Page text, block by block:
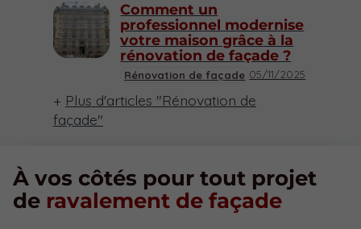
Rénovation de façade 05/11/2025
Comment un
professionnel modernise
votre maison grâce à la
rénovation de façade ?
Plus d'articles "Rénovation de
façade"
À vos côtés pour tout projet
de ravalement de façade